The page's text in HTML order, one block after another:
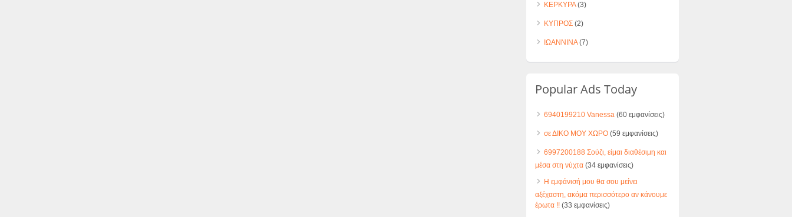
ΚΕΡΚΥΡΑ(3)
ΚΥΠΡΟΣ(2)
ΙΩΑΝΝΙΝΑ(7)
Popular Ads Today
6940199210 Vanessa(60 εμφανίσεις)
σε ΔΙΚΟ ΜΟΥ ΧΩΡΟ(59 εμφανίσεις)
6997200188 Σούζι, είμαι διαθέσιμη και
μέσα στη νύχτα(34 εμφανίσεις)
Η εμφάνισή μου θα σου μείνει
αξέχαστη, ακόμα περισσότερο αν κάνουμε
έρωτα !!(33 εμφανίσεις)